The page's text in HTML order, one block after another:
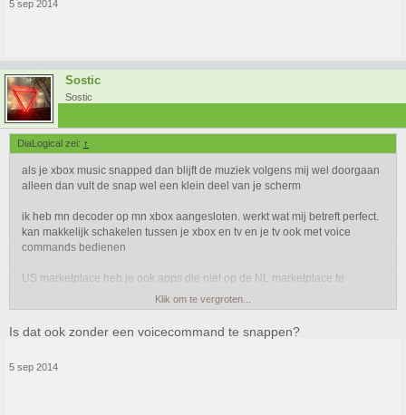
5 sep 2014
Sostic
Sostic
DiaLogical zei: ↑
als je xbox music snapped dan blijft de muziek volgens mij wel doorgaan
alleen dan vult de snap wel een klein deel van je scherm
ik heb mn decoder op mn xbox aangesloten. werkt wat mij betreft perfect.
kan makkelijk schakelen tussen je xbox en tv en je tv ook met voice
commands bedienen
US marketplace heb je ook apps die niet op de NL marketplace te
downloaden zijn. Veel van die apps heb je weinig aan omdat ze echt regio
specifiek zijn, maar er zitten wel een paar tussen waar je wat aan hebt
Klik om te vergroten...
Is dat ook zonder een voicecommand te snappen?
5 sep 2014